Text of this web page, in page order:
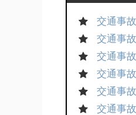
交通事
交通事
交通事
交通事
交通事
交通事